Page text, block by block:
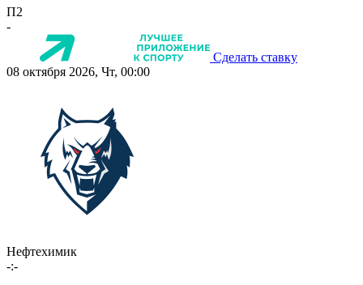
П2
-
Сделать ставку
08 октября 2026, Чт, 00:00
Нефтехимик
-:-